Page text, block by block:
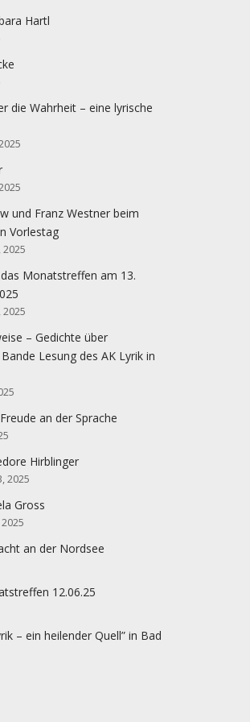
Hartl
die Wahrheit – eine lyrische
und Franz Westner beim
Vorlestag
Monatstreffen am 13.
– Gedichte über
Lesung des AK Lyrik in
an der Sprache
Hirblinger
2025
Gross
an der Nordsee
12.06.25
– ein heilender Quell” in Bad